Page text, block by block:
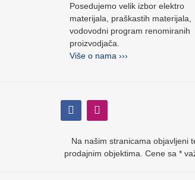
Posedujemo velik izbor elektro
materijala, praškastih materijala,
vodovodni program renomiranih
proizvodjača.
Više o nama ›››
Na našim stranicama objavljeni
prodajnim objektima. Cene sa *